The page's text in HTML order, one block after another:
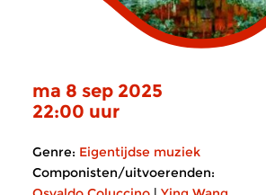
ma 8 sep 2025
22:00 uur
Genre: Eigentijdse muziek
Componisten/uitvoerenden: